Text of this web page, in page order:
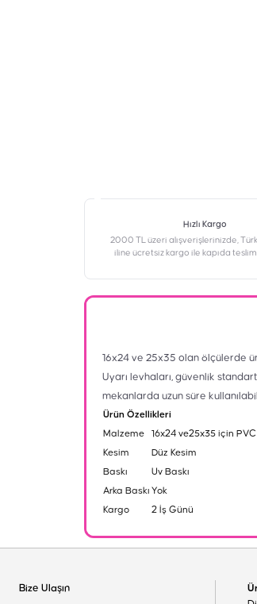
Hızlı Kargo
2000 TL üzeri alışverişlerinizde,
iline ücretsiz kargo ile kapıda
16x24 ve 25x35 olan ölçülerde
Uyarı levhaları, güvenlik
mekanlarda uzun süre
Ürün Özellikleri
Malzeme
16x24 ve25x35 için
Kesim
Düz Kesim
Baskı
Uv Baskı
Arka Baskı Yok
Kargo
2 İş Günü
Bize Ulaşın